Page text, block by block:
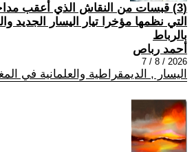
(3) قبسات من النقاش الذي أعقب
التي نظمها مؤخرا تيار اليسار الجديد
بالرباط
أحمد رباص
2026 / 8 / 7
اليسار , الديمقراطية والعلمانية في